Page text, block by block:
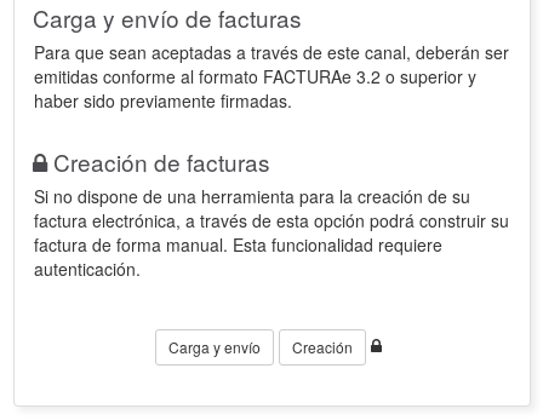
Carga y envío de facturas
Para que sean aceptadas a través de este canal, deberán ser
emitidas conforme al formato FACTURAe 3.2 o superior y
haber sido previamente firmadas.
Creación de facturas
Si no dispone de una herramienta para la creación de su
factura electrónica, a través de esta opción podrá construir su
factura de forma manual. Esta funcionalidad requiere
autenticación.
Carga y envío Creación